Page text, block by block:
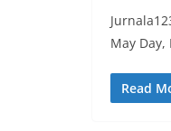
May Day,
Read